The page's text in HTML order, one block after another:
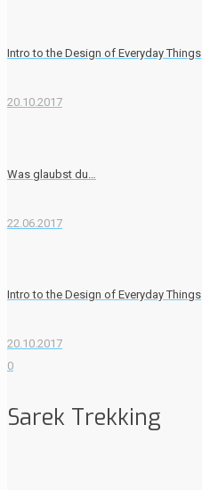
Intro to the Design of Everyday Things
20.10.2017
Was glaubst du…
22.06.2017
Intro to the Design of Everyday Things
20.10.2017
0
Sarek Trekking